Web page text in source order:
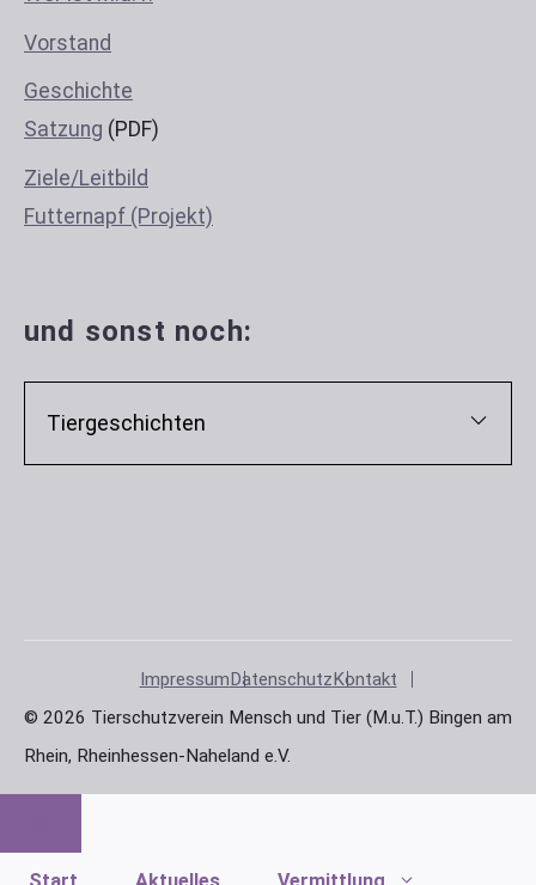
Vorstand
Geschichte
Satzung (PDF)
Ziele/Leitbild
Futternapf (Projekt)
und sonst noch:
Tiergeschichten
© 2026 Tierschutzverein Mensch und Tier (M.u.T.) Bingen am
Rhein, Rheinhessen-Naheland e.V.
ImpressumDatenschutzKontakt
Schließen